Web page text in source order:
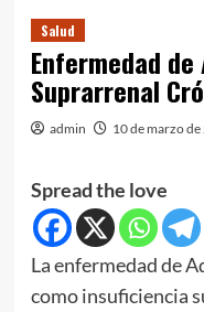
Salud
Enfermedad
Suprarrenal
admin 10 de marzo
Spread the love
La enfermedad de
como insuficiencia